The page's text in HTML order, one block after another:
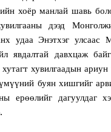
хоёр манлай шавь
дээд
удаа Энэтхэг улсаас
явдалтай давхцаж
хутагт хувилгаадын
буян хишгийг
ерөөлийг дагуулдаг